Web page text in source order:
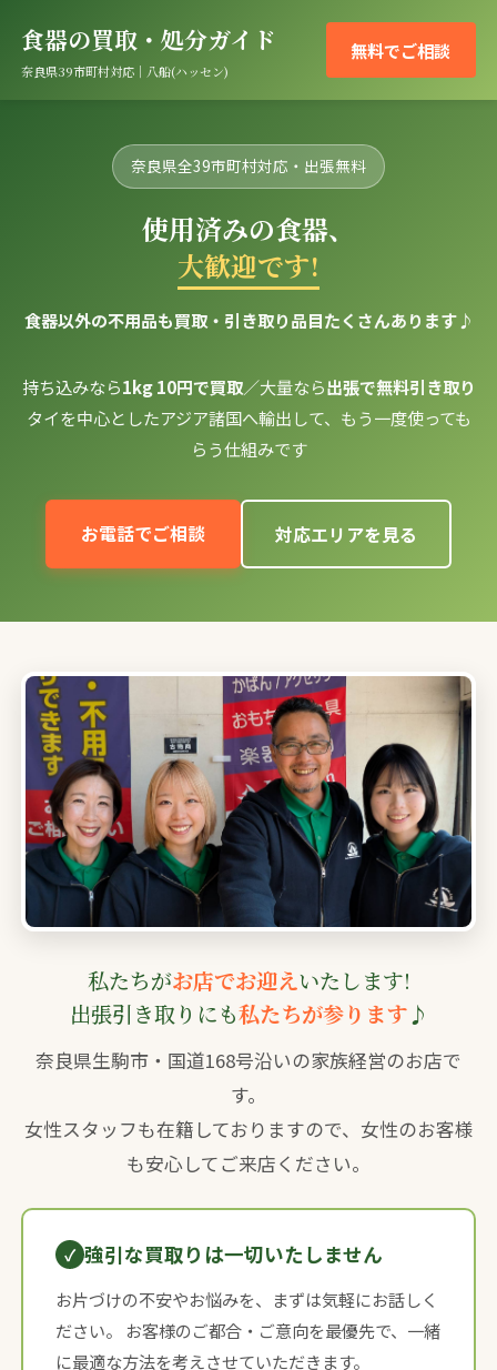
食器の買取・処分ガイド
奈良県39市町村対応｜八船(ハッセン)
無料でご相談
奈良県全39市町村対応・出張無料
使用済みの食器、
大歓迎です!
食器以外の不用品も買取・引き取り品目たくさんあります♪
持ち込みなら1kg 10円で買取／大量なら出張で無料引き取り
タイを中心としたアジア諸国へ輸出して、もう一度使っても
らう仕組みです
お電話でご相談 対応エリアを見る
私たちがお店でお迎えいたします!
出張引き取りにも私たちが参ります♪
奈良県生駒市・国道168号沿いの家族経営のお店で
す。
女性スタッフも在籍しておりますので、女性のお客様
も安心してご来店ください。
強引な買取りは一切いたしません
お片づけの不安やお悩みを、まずは気軽にお話しく
ださい。 お客様のご都合・ご意向を最優先で、一緒
に最適な方法を考えさせていただきます。